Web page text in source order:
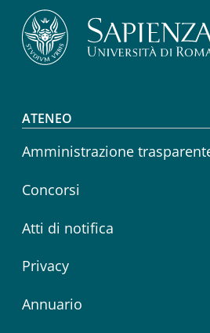
Footer menu
ATENEO
Amministrazione
Concorsi
Atti di notifica
Privacy
Annuario